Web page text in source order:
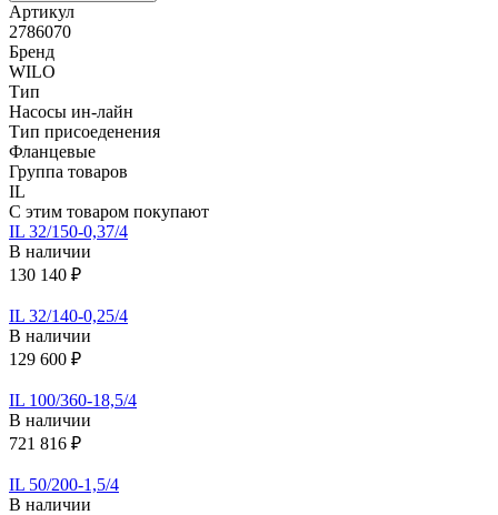
Артикул
2786070
Бренд
WILO
Тип
Насосы ин-лайн
Тип присоеденения
Фланцевые
Группа товаров
IL
С этим товаром покупают
IL 32/150-0,37/4
В наличии
130 140 ₽
IL 32/140-0,25/4
В наличии
129 600 ₽
IL 100/360-18,5/4
В наличии
721 816 ₽
IL 50/200-1,5/4
В наличии